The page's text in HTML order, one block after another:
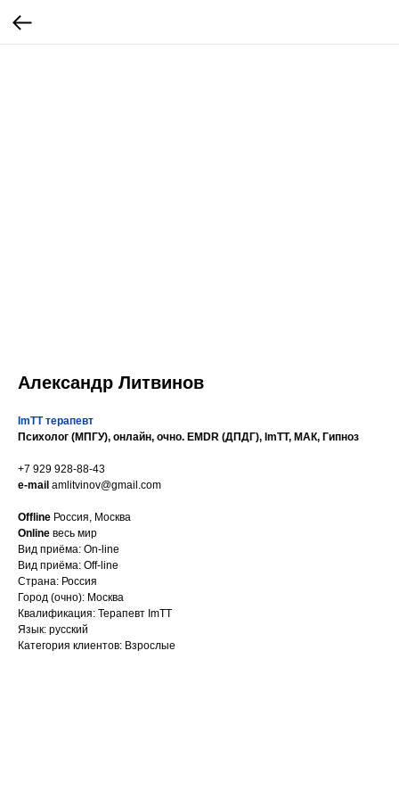
Александр Литвинов
ImTT терапевт
Психолог (МПГУ), онлайн, очно. EMDR (ДПДГ), ImTT, МАК, Гипноз
+7 929 928-88-43
e-mail amlitvinov@gmail.com
Offline Россия, Москва
Online весь мир
Вид приёма: On-line
Вид приёма: Off-line
Страна: Россия
Город (очно): Москва
Квалификация: Терапевт ImTT
Язык: русский
Категория клиентов: Взрослые